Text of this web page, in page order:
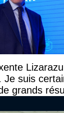
suis
grands